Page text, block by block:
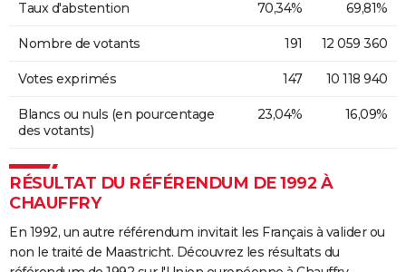
Taux d'abstention 70,34% 69,81%
Nombre de votants 191 12 059 360
Votes exprimés 147 10 118 940
Blancs ou nuls (en pourcentage
des votants)
23,04% 16,09%
RÉSULTAT DU RÉFÉRENDUM DE 1992 À
CHAUFFRY
En 1992, un autre référendum invitait les Français à valider ou
non le traité de Maastricht. Découvrez les résultats du